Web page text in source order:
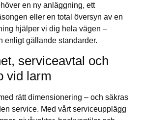
en ny anläggning, ett
eller en total översyn av en
hjälper vi dig hela vägen –
enligt gällande standarder.
serviceavtal och
vid larm
rätt dimensionering – och säkras
service. Med vårt serviceupplägg